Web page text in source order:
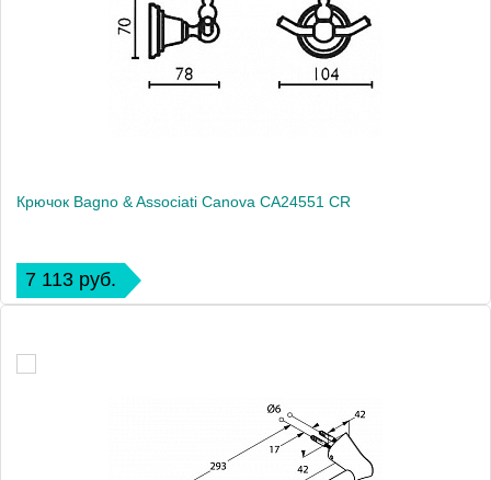
Крючок Bagno & Associati Canova CA24551 CR
7 113 руб.